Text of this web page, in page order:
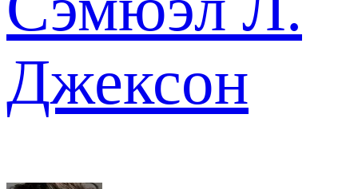
Джексон